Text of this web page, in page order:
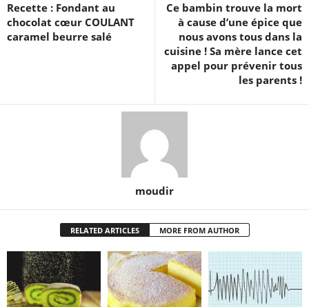
Recette : Fondant au
chocolat cœur COULANT
caramel beurre salé
Ce bambin trouve la mort
à cause d’une épice que
nous avons tous dans la
cuisine ! Sa mère lance cet
appel pour prévenir tous
les parents !
moudir
RELATED ARTICLES MORE FROM AUTHOR